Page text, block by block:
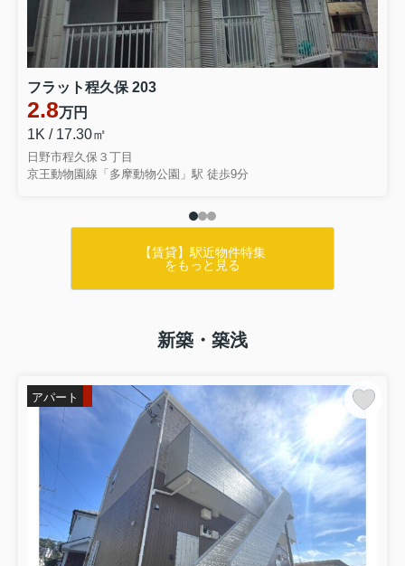
フラット程久保 203
2.8万円
1K / 17.30㎡
日野市程久保３丁目
京王動物園線「多摩動物公園」駅 徒歩9分
【賃貸】駅近物件特集
をもっと見る
新築・築浅
アパート